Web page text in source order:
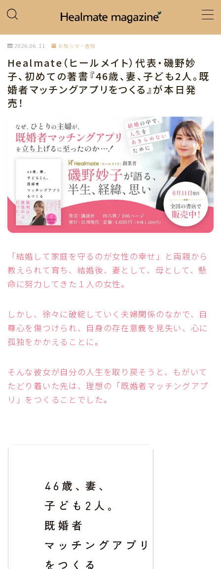
MENU
ホーム
カテゴリー
2026.06.11 お知らせ・告知
Healmate（ヒールメイト）代表・磯野妙
子、初めての著書『46歳、妻、子ども2人。既
婚者マッチングアプリをつくる』が本日発
売！
「結婚して家庭を守るのが女性の幸せ」と両親から
教えられて育ち、結婚後、妻として、母として、懸
命に努力してきた１人の女性。
しかし、徐々に破綻していく夫婦関係のなかで、自
尊心を傷つけられ、自身の存在意義を見失い、心に
孤独をかかえることに。
そんな彼女が自分の人生を取り戻そうと、もがいて
たどり着いた先は、理想の「既婚者マッチングアプ
リ」をつくることでした。